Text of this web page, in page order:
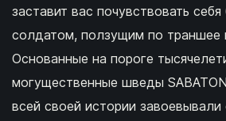
заставит вас почувствовать
солдатом, ползущим по траншее
Основанные на пороге
могущественные шведы
всей своей истории